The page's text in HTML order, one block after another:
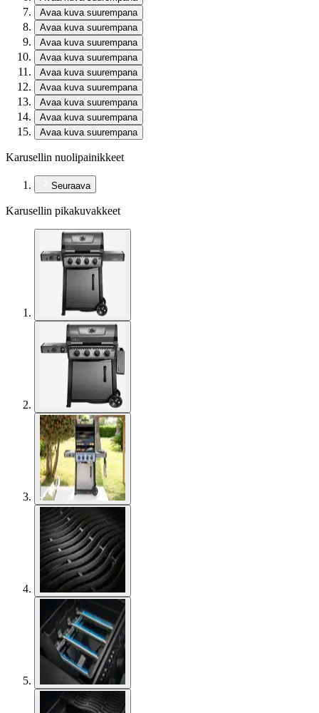
Avaa kuva suurempana
Avaa kuva suurempana
Avaa kuva suurempana
Avaa kuva suurempana
Avaa kuva suurempana
Avaa kuva suurempana
Avaa kuva suurempana
Avaa kuva suurempana
Avaa kuva suurempana
Karusellin nuolipainikkeet
Seuraava
Karusellin pikakuvakkeet